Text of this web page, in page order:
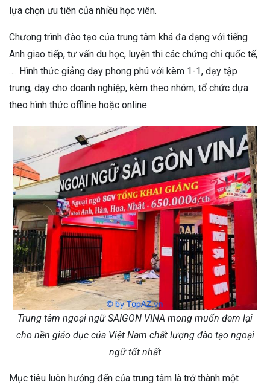
lựa chọn ưu tiên của nhiều học viên.
Chương trình đào tạo của trung tâm khá đa dạng với tiếng
Anh giao tiếp, tư vấn du học, luyện thi các chứng chỉ quốc tế,
…. Hình thức giảng dạy phong phú với kèm 1-1, dạy tập
trung, dạy cho doanh nghiệp, kèm theo nhóm, tổ chức dựa
theo hình thức offline hoặc online.
Trung tâm ngoại ngữ SAIGON VINA mong muốn đem lại
cho nền giáo dục của Việt Nam chất lượng đào tạo ngoại
ngữ tốt nhất
Mục tiêu luôn hướng đến của trung tâm là trở thành một